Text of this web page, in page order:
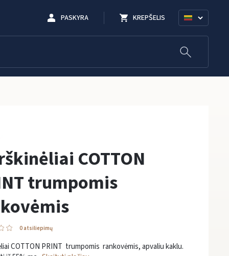
PASKYRA KREPŠELIS
COTTON
trumpomis
0 atsiliepimų
COTTON PRINT trumpomis rankovėmis, apvaliu kaklu.